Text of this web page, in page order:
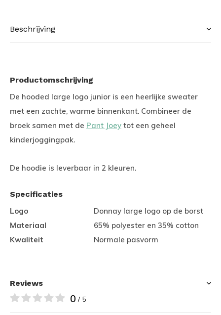
Beschrijving
Productomschrijving
De hooded large logo junior is een heerlijke sweater
met een zachte, warme binnenkant. Combineer de
broek samen met de Pant Joey tot een geheel
kinderjoggingpak.
De hoodie is leverbaar in 2 kleuren.
Specificaties
Logo
Donnay large logo op de borst
Materiaal
65% polyester en 35% cotton
Kwaliteit
Normale pasvorm
Reviews
0 / 5